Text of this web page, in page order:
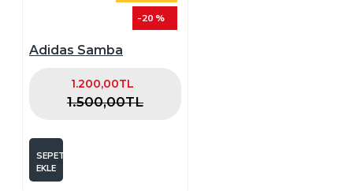
-20 %
Adidas Samba
1.200,00TL
1.500,00TL
SEPETE
EKLE